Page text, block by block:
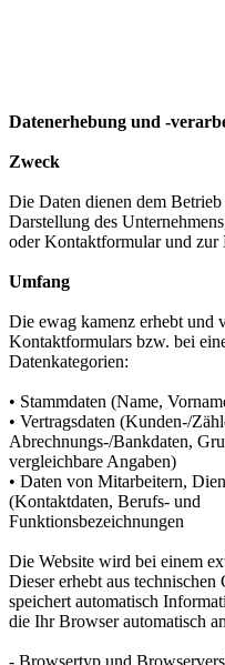
Datenerhebung und -
Zweck
Die Daten dienen dem
Darstellung des
oder Kontaktformular und zur
Umfang
Die ewag kamenz erhebt und
Kontaktformulars bzw. bei
Datenkategorien:
• Stammdaten (Name,
• Vertragsdaten (Kunden-/
Abrechnungs-/Bankdaten,
vergleichbare Angaben)
• Daten von Mitarbeitern,
(Kontaktdaten, Berufs- und
Funktionsbezeichnungen
Die Website wird bei einem
Dieser erhebt aus
speichert automatisch
die Ihr Browser automatisch
- Browsertyp und